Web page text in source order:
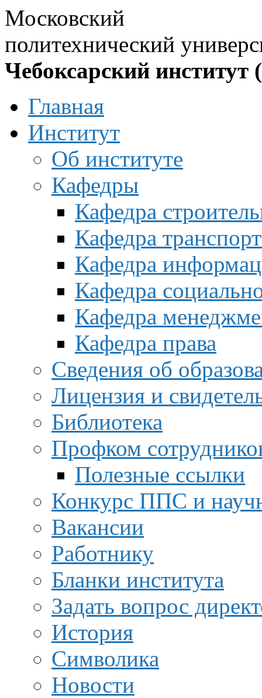
Московский
политехнический
Чебоксарский институт
Главная
Институт
Об институте
Кафедры
Кафедра
Кафедра
Кафедра
Кафедра
Кафедра
Кафедра права
Сведения об
Лицензия и
Библиотека
Профком
Полезные ссылки
Конкурс ППС и
Вакансии
Работнику
Бланки института
Задать вопрос
История
Символика
Новости